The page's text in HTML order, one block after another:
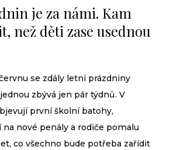
je za námi. Kam
než děti zase usednou
se zdály letní prázdniny
zbývá jen pár týdnů. V
první školní batohy,
nové penály a rodiče pomalu
co všechno bude potřeba zařídit